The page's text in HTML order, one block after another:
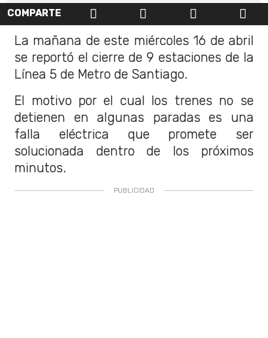
COMPARTE
La mañana de este miércoles 16 de abril
se reportó el cierre de 9 estaciones de la
Línea 5 de Metro de Santiago.
El motivo por el cual los trenes no se
detienen en algunas paradas es una
falla eléctrica que promete ser
solucionada dentro de los próximos
minutos.